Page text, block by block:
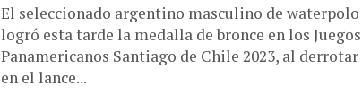
El seleccionado argentino masculino de waterpolo
logró esta tarde la medalla de bronce en los Juegos
Panamericanos Santiago de Chile 2023, al derrotar
en el lance...